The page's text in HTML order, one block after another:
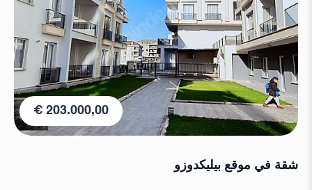
203.000,00 €
شقة في موقع بيليكدوزو